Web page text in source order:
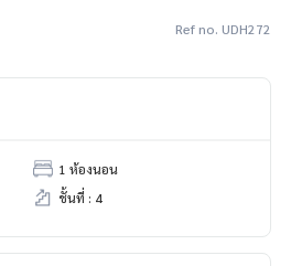
Ref no. UDH272
1 ห้องนอน
ชั้นที่ : 4